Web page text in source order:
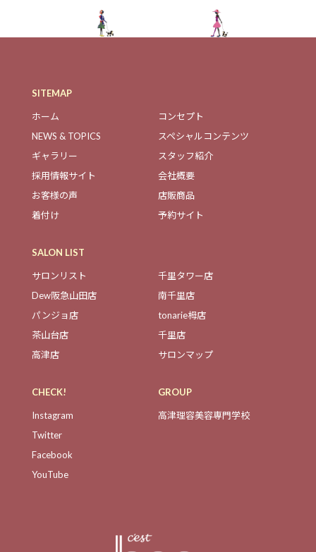
SITEMAP
ホーム
コンセプト
NEWS & TOPICS
スペシャルコンテンツ
ギャラリー
スタッフ紹介
採用情報サイト
会社概要
お客様の声
店販商品
着付け
予約サイト
SALON LIST
サロンリスト
千里タワー店
Dew阪急山田店
南千里店
パンジョ店
tonarie栂店
茶山台店
千里店
高津店
サロンマップ
CHECK!
Instagram
Twitter
Facebook
YouTube
GROUP
高津理容美容専門学校